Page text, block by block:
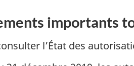
importants
l’État des